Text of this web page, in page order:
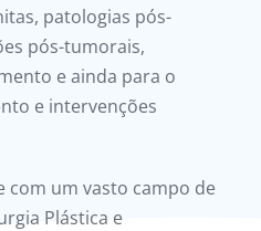
patologias pós-
pós-tumorais,
e ainda para o
e intervenções
com um vasto campo de
Plástica e